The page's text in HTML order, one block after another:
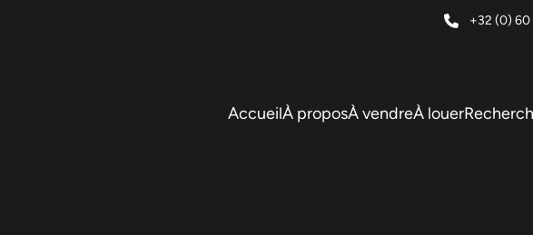
+32 (0)
AccueilÀ proposÀ vendreÀ louer